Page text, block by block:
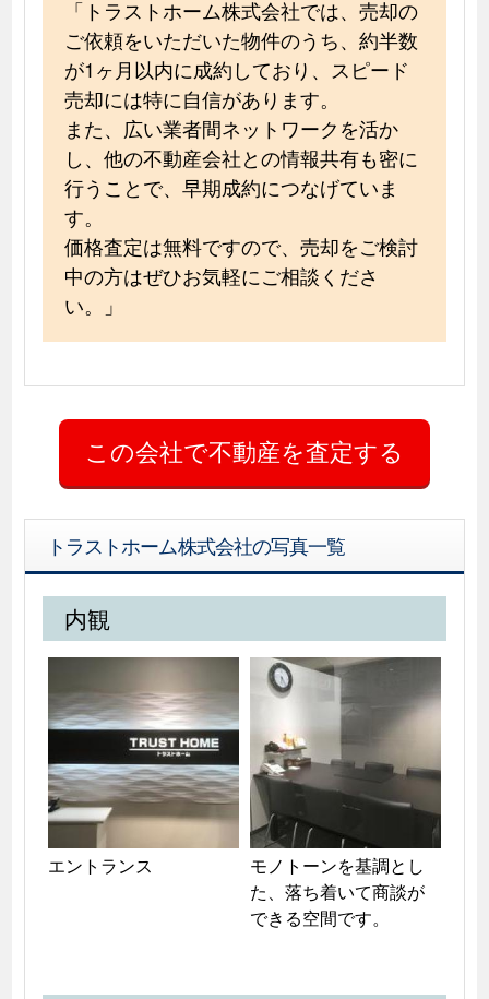
「トラストホーム株式会社では、売却の
ご依頼をいただいた物件のうち、約半数
が1ヶ月以内に成約しており、スピード
売却には特に自信があります。
また、広い業者間ネットワークを活か
し、他の不動産会社との情報共有も密に
行うことで、早期成約につなげていま
す。
価格査定は無料ですので、売却をご検討
中の方はぜひお気軽にご相談くださ
い。」
トラストホーム株式会社の写真一覧
内観
エントランス
モノトーンを基調とし
た、落ち着いて商談が
できる空間です。